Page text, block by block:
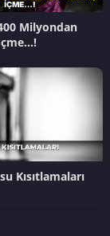
Milyondan
Kısıtlamaları